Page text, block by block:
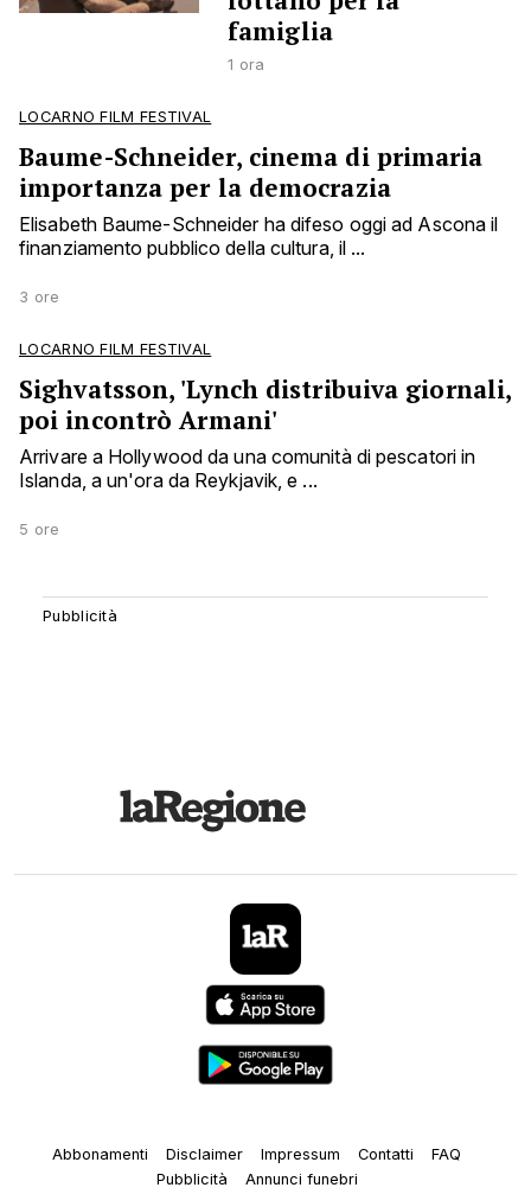
famiglia
1 ora
LOCARNO FILM FESTIVAL
Baume-Schneider, cinema di primaria
importanza per la democrazia
Elisabeth Baume-Schneider ha difeso oggi ad Ascona il
finanziamento pubblico della cultura, il ...
3 ore
LOCARNO FILM FESTIVAL
Sighvatsson, 'Lynch distribuiva giornali,
poi incontrò Armani'
Arrivare a Hollywood da una comunità di pescatori in
Islanda, a un'ora da Reykjavik, e ...
5 ore
Abbonamenti Disclaimer Impressum Contatti
FAQ
Pubblicità
Annunci funebri